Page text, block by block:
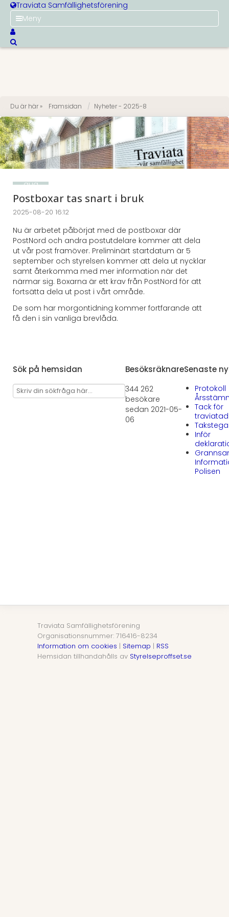
Traviata Samfällighetsförening
Meny
Du är här » Framsidan Nyheter - 2025-8
20
aug
2025
Postboxar tas snart i bruk
2025-08-20 16:12
Nu är arbetet påbörjat med de postboxar där
PostNord och andra postutdelare kommer att dela
ut vår post framöver. Preliminärt startdatum är 5
september och styrelsen kommer att dela ut nycklar
samt återkomma med mer information när det
närmar sig. Boxarna är ett krav från PostNord för att
fortsätta dela ut post i vårt område.
De som har morgontidning kommer fortfarande att
få den i sin vanliga brevlåda.
Sök på hemsidan Besöksräknare
344 262
besökare
sedan 2021-05-
06
Senaste
Protokoll
Tack för
Inför
Polisen
Traviata Samfällighetsförening
Organisationsnummer: 716416-8234
Information om cookies | Sitemap | RSS
Hemsidan tillhandahålls av Styrelseproffset.se